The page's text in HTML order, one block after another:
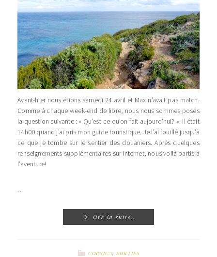
Avant-hier nous étions samedi 24 avril et Max n’avait pas match.
Comme à chaque week-end de libre, nous nous sommes posés
la question suivante : « Qu’est-ce qu’on fait aujourd’hui? ». Il était
14h00 quand j’ai pris mon guide touristique. Je l’ai fouillé jusqu’à
ce que je tombe sur le sentier des douaniers. Après quelques
renseignements supplémentaires sur Internet, nous voilà partis à
l’aventure!
…
lire la suite…
CORSICA SORTIES